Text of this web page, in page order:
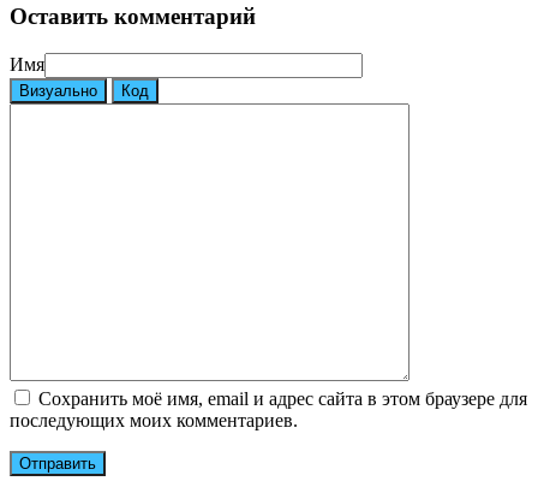
Оставить комментарий
Имя
Визуально Код
Сохранить моё имя, email и адрес сайта в этом браузере для
последующих моих комментариев.